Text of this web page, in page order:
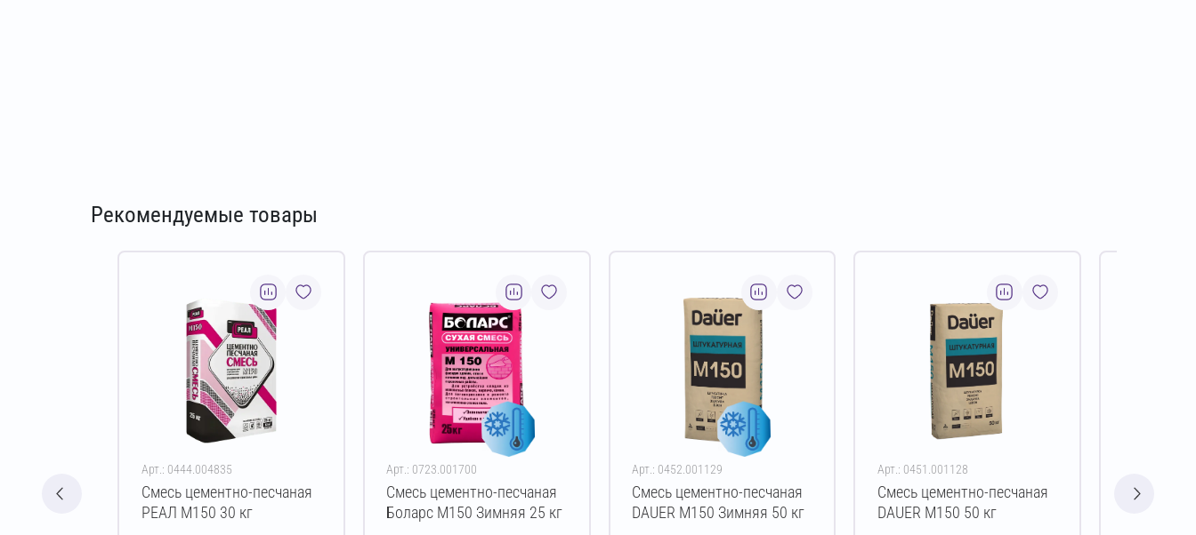
Рекомендуемые товары
Арт.: 0444.004835
Смесь цементно-песчаная
РЕАЛ М150 30 кг
Арт.: 0723.001700
Смесь цементно-песчаная
Боларс М150 Зимняя 25 кг
Арт.: 0452.001129
Смесь цементно-песчаная
DAUER М150 Зимняя 50 кг
Арт.: 0451.001128
Смесь цементно-песчаная
DAUER М150 50 кг
Смесь